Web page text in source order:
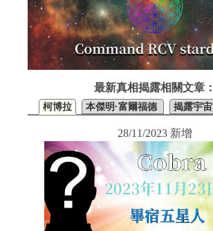
最新真相揭露相關文章：
柯博拉 本傑明·富爾福德 揭露宇宙
28/11/2023 新增